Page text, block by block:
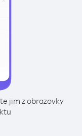
jim z obrazovky